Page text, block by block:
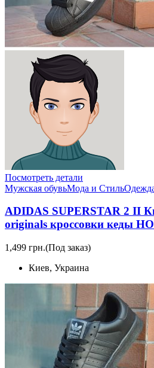
Посмотреть детали
Мужская обувьМода и Стиль
ADIDAS SUPERSTAR 2 II
originals кроссовки кеды
1,499 грн.(Под заказ)
Киев, Украина